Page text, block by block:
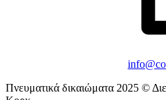
Πνευματικά δικαιώματα 2025 ©